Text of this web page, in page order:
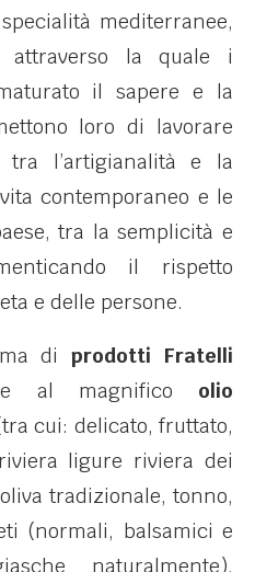
mediterranee,
attraverso la quale i
il sapere e la
loro di lavorare
tra l’artigianalità e la
contemporaneo e le
tra la semplicità e
il rispetto
e delle persone.
diprodotti Fratelli
al magnifico olio
cui: delicato, fruttato,
ligure riviera dei
tradizionale, tonno,
(normali, balsamici e
naturalmente),